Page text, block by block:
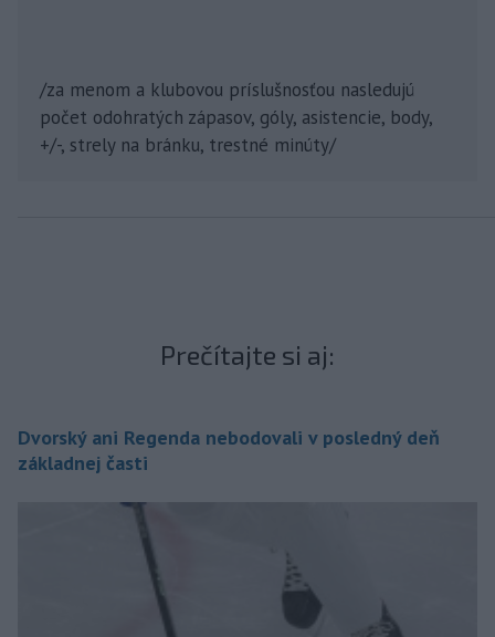
/za menom a klubovou príslušnosťou nasledujú
počet odohratých zápasov, góly, asistencie, body,
+/-, strely na bránku, trestné minúty/
Prečítajte si aj:
Dvorský ani Regenda nebodovali v posledný deň
základnej časti